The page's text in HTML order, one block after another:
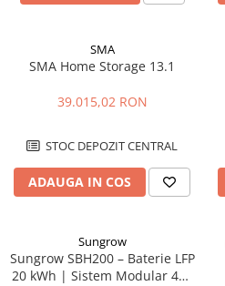
SMA
SMA Home Storage 13.1
39.015,02 RON
STOC DEPOZIT CENTRAL
ADAUGA IN COS
Sungrow
Sungrow SBH200 – Baterie LFP
20 kWh | Sistem Modular 48V